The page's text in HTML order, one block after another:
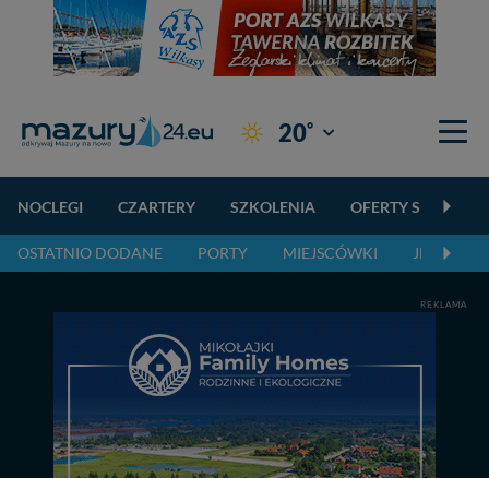
20° Giżycko
NOCLEGI CZARTERY SZKOLENIA OFERTY
OSTATNIO DODANE PORTY MIEJSCÓWKI JEZIORA,
REKLAMA